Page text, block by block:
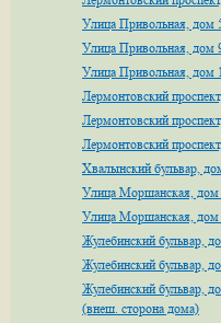
Улица Привольная, дом
Улица Привольная, дом
Улица Привольная, дом
Лермонтовский
Лермонтовский
Лермонтовский
Хвалынский бульвар,
Улица Моршанская, дом
Улица Моршанская, дом
Жулебинский бульвар,
Жулебинский бульвар,
Жулебинский бульвар,
(внеш. сторона дома)